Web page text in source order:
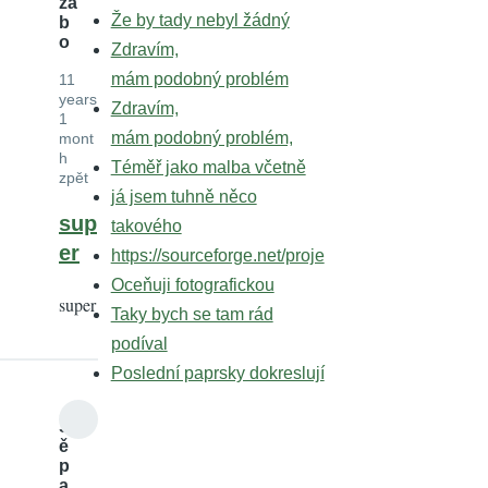
b
o
11
years
1
mont
h
zpět
sup
er
super
Št
ě
p
Že by tady nebyl žádný
Zdravím,
mám podobný problém
Zdravím,
mám podobný problém,
Téměř jako malba včetně
já jsem tuhně něco
takového
https://sourceforge.net/proje
Oceňuji fotografickou
Taky bych se tam rád
podíval
Poslední paprsky dokreslují